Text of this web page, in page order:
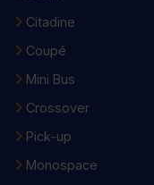
Citadine
Coupé
Mini Bus
Crossover
Pick-up
Monospace